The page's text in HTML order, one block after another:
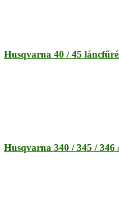
Husqvarna 40 / 45
Husqvarna 340 / 345 / 346